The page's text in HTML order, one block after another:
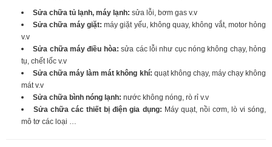
Sửa chữa tủ lạnh, máy lạnh: sửa lỗi, bơm gas v.v
Sửa chữa máy giặt:máy giặt yếu, không quay, không vắt, motor hỏng
v.v
Sửa chữa máy điều hòa: sửa các lỗi như cục nóng không chạy, hỏng
tụ, chết lốc v.v
Sửa chữa máy làm mát không khí: quạt không chạy, máy chạy không
mát v.v
Sửa chữa bình nóng lạnh: nước không nóng, rò rỉ v.v
Sửa chữa các thiết bị điện gia dụng: Máy quạt, nồi cơm, lò vi sóng,
mô tơ các loại …